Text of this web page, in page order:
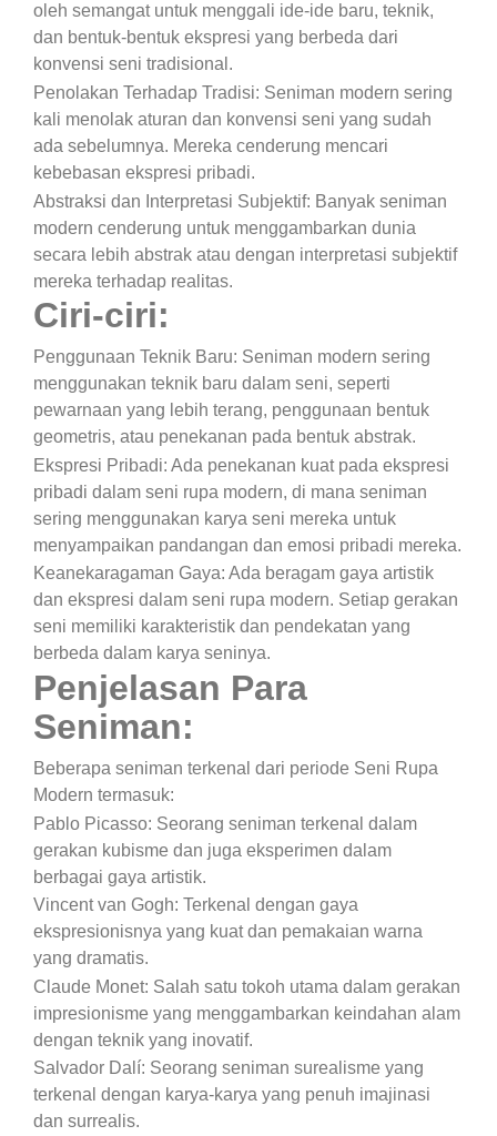
oleh semangat untuk menggali ide-ide baru, teknik,
dan bentuk-bentuk ekspresi yang berbeda dari
konvensi seni tradisional.
Penolakan Terhadap Tradisi: Seniman modern sering
kali menolak aturan dan konvensi seni yang sudah
ada sebelumnya. Mereka cenderung mencari
kebebasan ekspresi pribadi.
Abstraksi dan Interpretasi Subjektif: Banyak seniman
modern cenderung untuk menggambarkan dunia
secara lebih abstrak atau dengan interpretasi subjektif
mereka terhadap realitas.
Ciri-ciri:
Penggunaan Teknik Baru: Seniman modern sering
menggunakan teknik baru dalam seni, seperti
pewarnaan yang lebih terang, penggunaan bentuk
geometris, atau penekanan pada bentuk abstrak.
Ekspresi Pribadi: Ada penekanan kuat pada ekspresi
pribadi dalam seni rupa modern, di mana seniman
sering menggunakan karya seni mereka untuk
menyampaikan pandangan dan emosi pribadi mereka.
Keanekaragaman Gaya: Ada beragam gaya artistik
dan ekspresi dalam seni rupa modern. Setiap gerakan
seni memiliki karakteristik dan pendekatan yang
berbeda dalam karya seninya.
Penjelasan Para
Seniman:
Beberapa seniman terkenal dari periode Seni Rupa
Modern termasuk:
Pablo Picasso: Seorang seniman terkenal dalam
gerakan kubisme dan juga eksperimen dalam
berbagai gaya artistik.
Vincent van Gogh: Terkenal dengan gaya
ekspresionisnya yang kuat dan pemakaian warna
yang dramatis.
Claude Monet: Salah satu tokoh utama dalam gerakan
impresionisme yang menggambarkan keindahan alam
dengan teknik yang inovatif.
Salvador Dalí: Seorang seniman surealisme yang
terkenal dengan karya-karya yang penuh imajinasi
dan surrealis.